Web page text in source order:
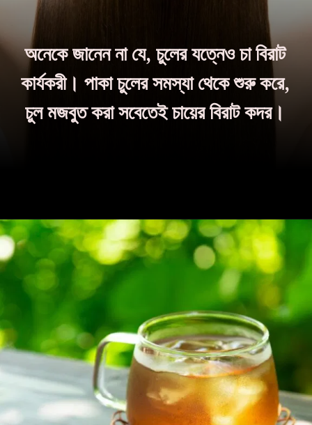
অনেকে জানেন না যে, চুলের যত্নেও চা বিরাট
কার্যকরী। পাকা চুলের সমস্যা থেকে শুরু করে,
চুল মজবুত করা সবেতেই চায়ের বিরাট কদর।